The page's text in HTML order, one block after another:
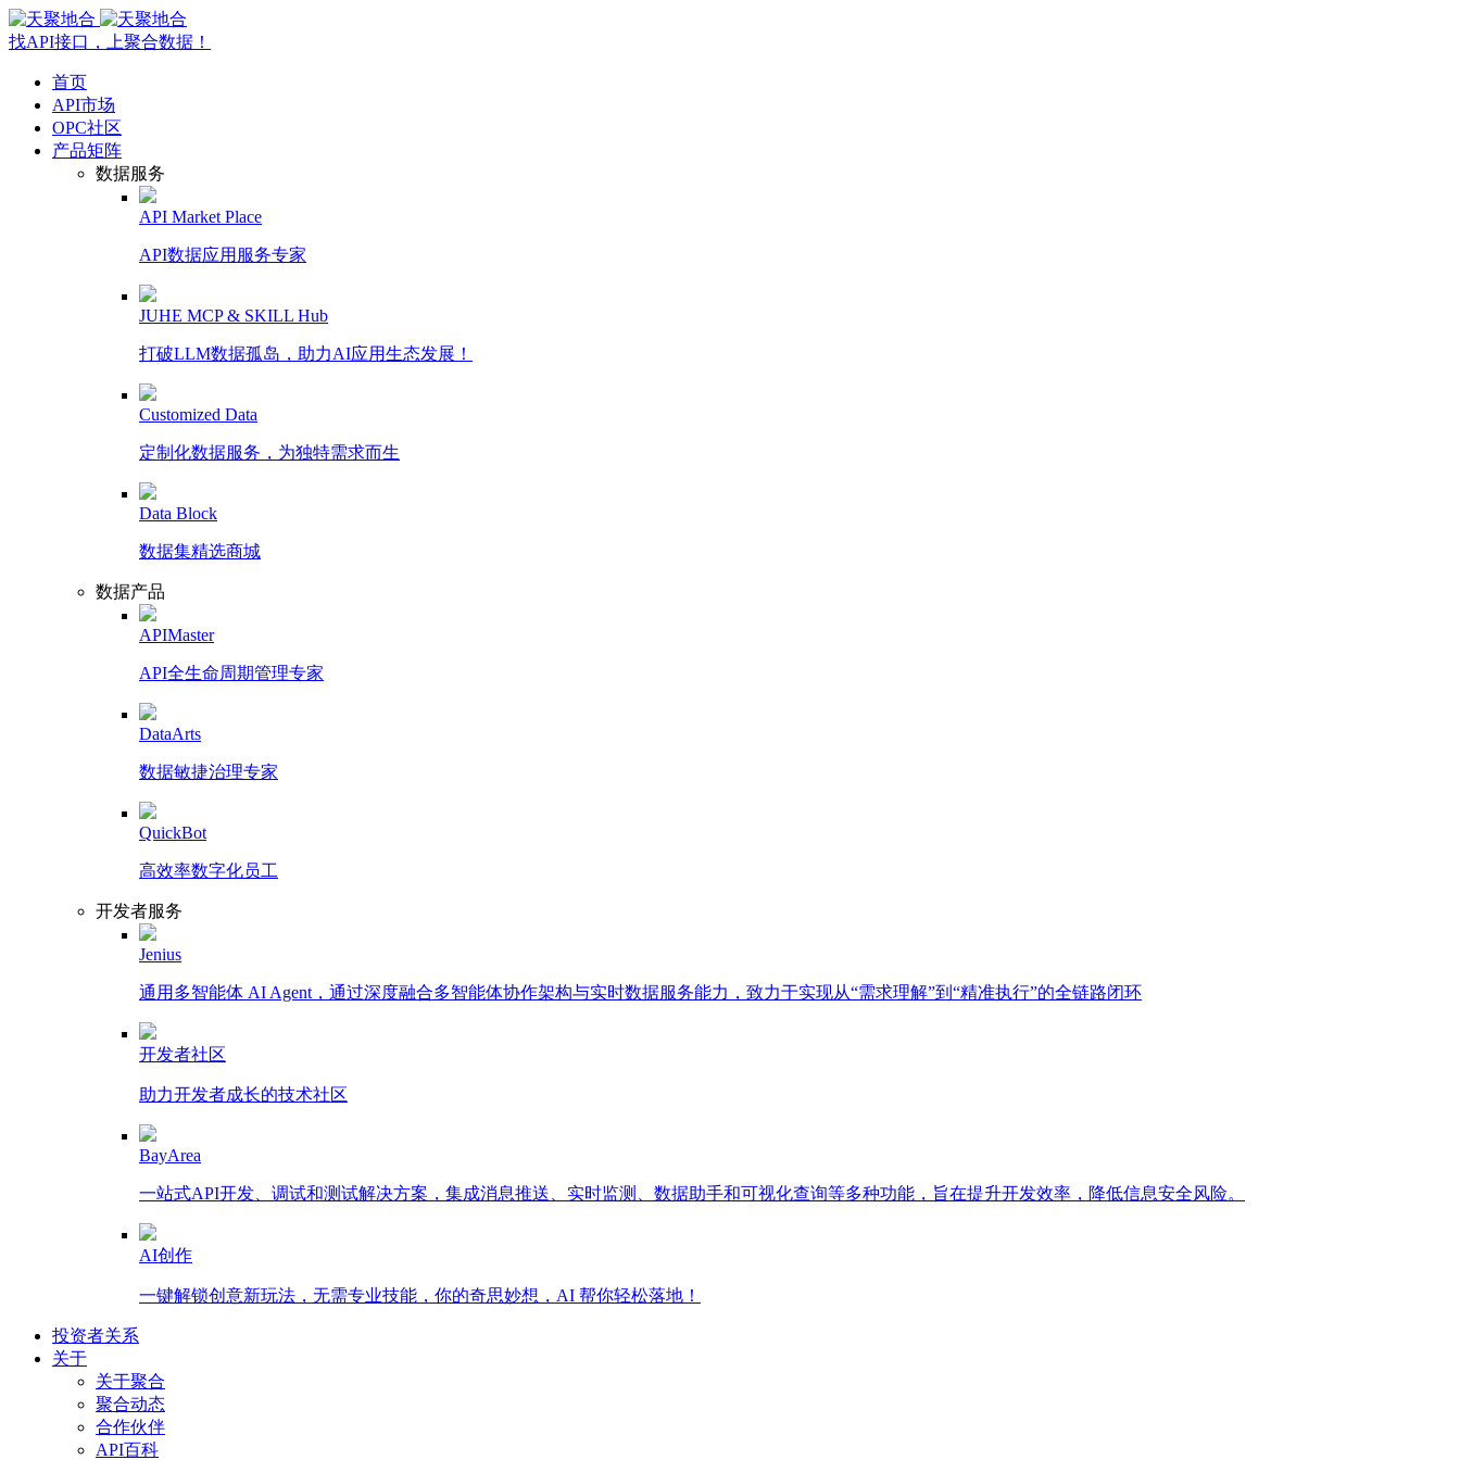
找API接口，上聚合数据！
首页
API市场
OPC社区
产品矩阵
数据服务
API Market Place
API数据应用服务专家
JUHE MCP & SKILL Hub
打破LLM数据孤岛，助力AI应用生态发展！
Customized Data
定制化数据服务，为独特需求而生
Data Block
数据集精选商城
数据产品
APIMaster
API全生命周期管理专家
DataArts
数据敏捷治理专家
QuickBot
高效率数字化员工
开发者服务
Jenius
通用多智能体 AI Agent，通过深度融合多智能体协作架构与实时数据服务能力，致力于实现从“需求理解”到“精准执行”的全链路闭环
开发者社区
助力开发者成长的技术社区
BayArea
一站式API开发、调试和测试解决方案，集成消息推送、实时监测、数据助手和可视化查询等多种功能，旨在提升开发效率，降低信息安全风险。
AI创作
一键解锁创意新玩法，无需专业技能，你的奇思妙想，AI 帮你轻松落地！
投资者关系
关于
关于聚合
聚合动态
合作伙伴
API百科